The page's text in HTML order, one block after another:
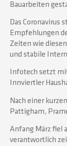
Bauarbeiten
Das Coronavirus
Empfehlungen
Zeiten wie
und stabile
Infotech setzt
Innviertler
Nach einer
Pattigham,
Anfang März fiel
verantwortlich